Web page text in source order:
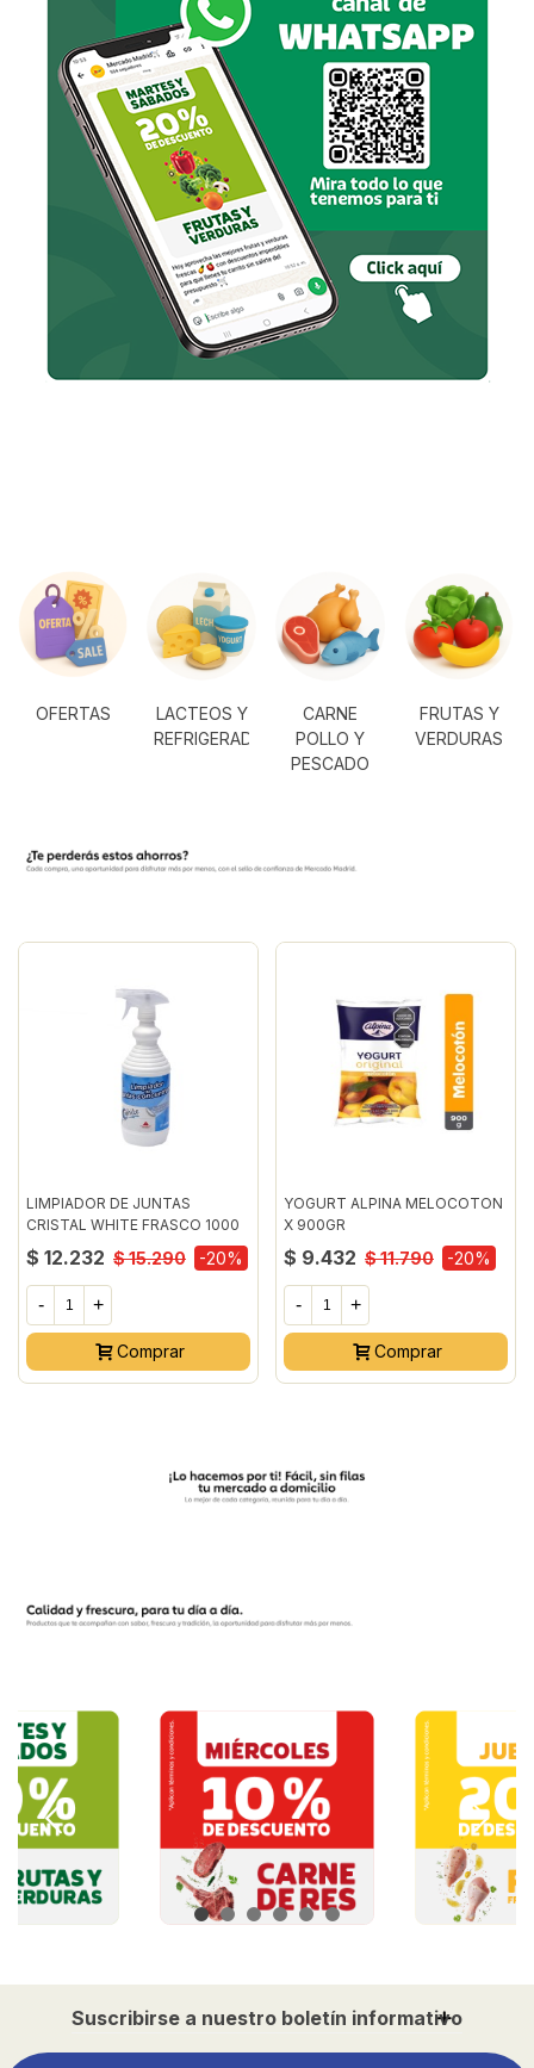
OFERTAS
LACTEOS Y
REFRIGERADOS
CARNE
POLLO Y
PESCADO
FRUTAS Y
VERDURAS
LIMPIADOR DE JUNTAS
CRISTAL WHITE FRASCO 1000
MILILITRO
$ 12.232 $ 15.290 -20%
- +
Comprar
YOGURT ALPINA MELOCOTON
X 900GR
$ 9.432 $ 11.790 -20%
- +
Comprar
Suscribirse a nuestro boletín informativo